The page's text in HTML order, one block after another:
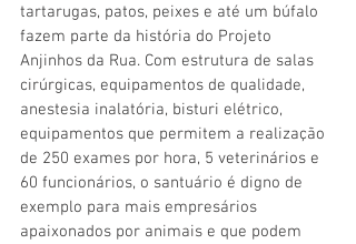
tartarugas, patos, peixes e até um búfalo
fazem parte da história do Projeto
Anjinhos da Rua. Com estrutura de salas
cirúrgicas, equipamentos de qualidade,
anestesia inalatória, bisturi elétrico,
equipamentos que permitem a realização
de 250 exames por hora, 5 veterinários e
60 funcionários, o santuário é digno de
exemplo para mais empresários
apaixonados por animais e que podem